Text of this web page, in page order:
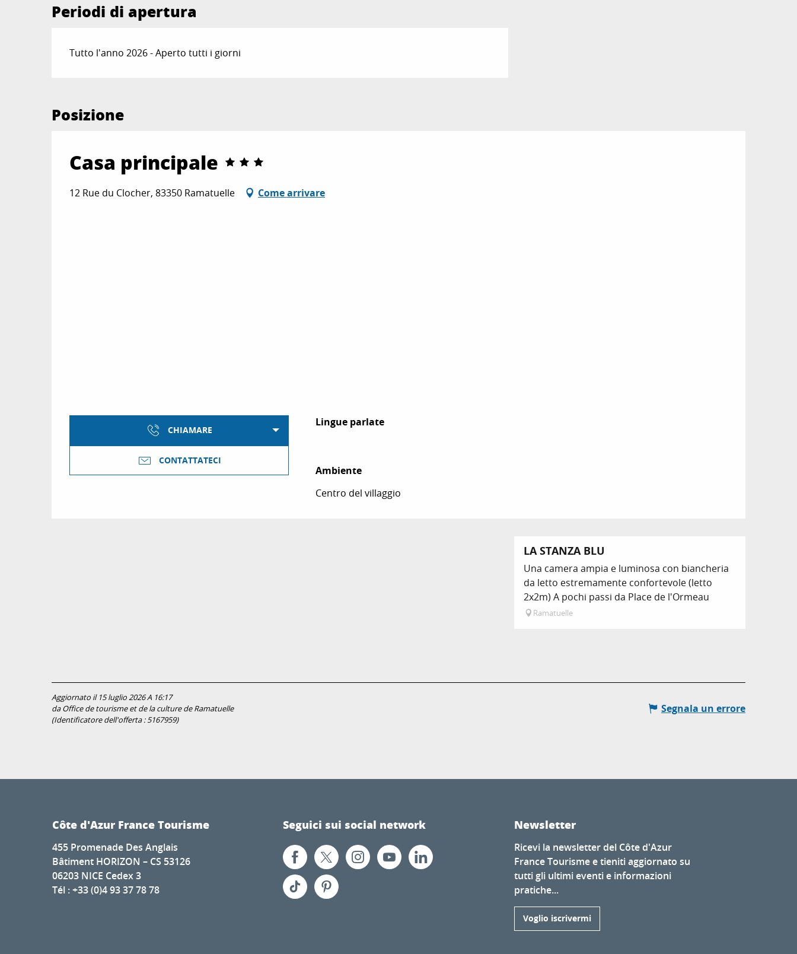
Periodi di apertura
Tutto l'anno 2026 - Aperto tutti i giorni
Posizione
Casa principale
12 Rue du Clocher, 83350 Ramatuelle Come arrivare
CHIAMARE
CONTATTATECI
Lingue parlate
Lingue parlate
Ambiente
Ambiente
Centro del villaggio
LA STANZA BLU
Una camera ampia e luminosa con biancheria
da letto estremamente confortevole (letto
2x2m) A pochi passi da Place de l'Ormeau
Ramatuelle
Aggiornato il 15 luglio 2026 A 16:17
da Office de tourisme et de la culture de Ramatuelle
(Identificatore dell'offerta :5167959)
Segnala un errore
Côte d'Azur France Tourisme
455 Promenade Des Anglais
Bâtiment HORIZON – CS 53126
06203 NICE Cedex 3
Tél : +33 (0)4 93 37 78 78
Seguici sui social network Newsletter
Ricevi la newsletter del Côte d'Azur
France Tourisme e tieniti aggiornato su
tutti gli ultimi eventi e informazioni
pratiche...
Voglio iscrivermi